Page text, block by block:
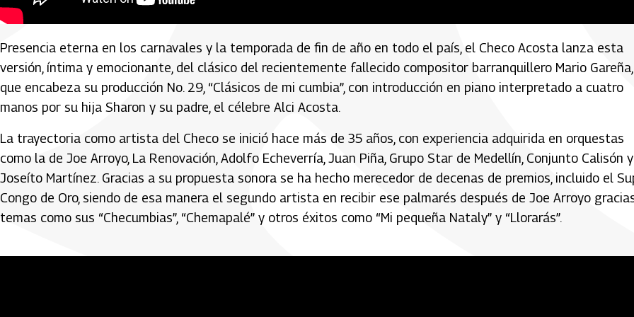
'Yo me llamo cumbia', Checo Acosta
Presencia eterna en los carnavales y la temporada de fin de año en todo el país, el Checo Acosta lanza esta
versión, íntima y emocionante, del clásico del recientemente fallecido compositor barranquillero Mario Gareña,
que encabeza su producción No. 29, “Clásicos de mi cumbia”, con introducción en piano interpretado a cuatro
manos por su hija Sharon y su padre, el célebre Alci Acosta.
La trayectoria como artista del Checo se inició hace más de 35 años, con experiencia adquirida en orquestas
como la de Joe Arroyo, La Renovación, Adolfo Echeverría, Juan Piña, Grupo Star de Medellín, Conjunto Calisón y
Joseíto Martínez. Gracias a su propuesta sonora se ha hecho merecedor de decenas de premios, incluido el
Congo de Oro, siendo de esa manera el segundo artista en recibir ese palmarés después de Joe Arroyo
temas como sus “Checumbias”, “Chemapalé” y otros éxitos como “Mi pequeña Nataly” y “Llorarás”.